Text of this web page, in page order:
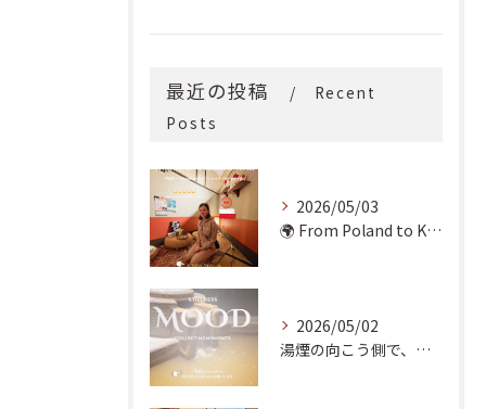
最近の投稿
Recent
Posts
2026/05/03
🌍 From Poland to Kyoto! 🇵🇱✨
2026/05/02
湯煙の向こう側で、魂の輪郭を整える。